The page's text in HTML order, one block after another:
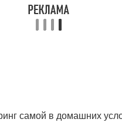
самой в домашних